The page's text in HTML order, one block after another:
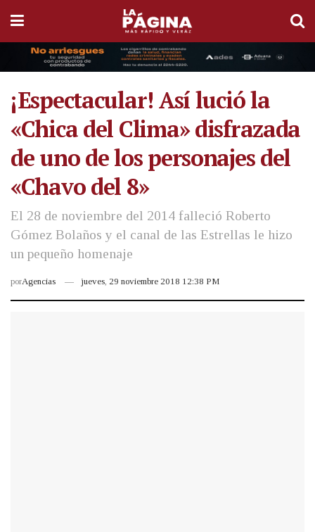
¡Espectacular! Así lució la
«Chica del Clima» disfrazada
de uno de los personajes del
«Chavo del 8»
El 28 de noviembre del 2014 falleció Roberto
Gómez Bolaños y el canal de las Estrellas le hizo
un pequeño homenaje
porAgencias jueves, 29 noviembre 2018 12:38 PM